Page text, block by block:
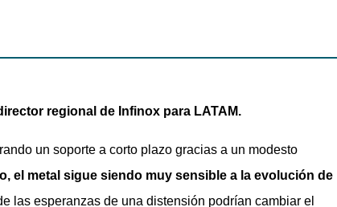
regional de Infinox para LATAM.
un soporte a corto plazo gracias a un modesto
el metal sigue siendo muy sensible a la evolución de
las esperanzas de una distensión podrían cambiar el